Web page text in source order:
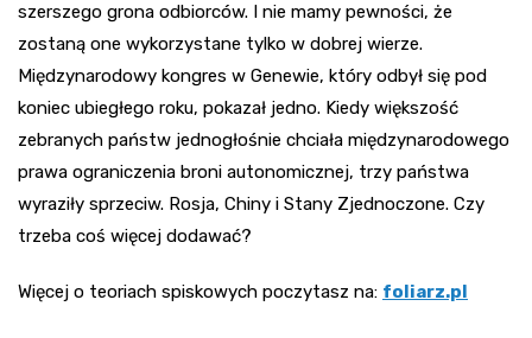
szerszego grona odbiorców. I nie mamy pewności, że
zostaną one wykorzystane tylko w dobrej wierze.
Międzynarodowy kongres w Genewie, który odbył się pod
koniec ubiegłego roku, pokazał jedno. Kiedy większość
zebranych państw jednogłośnie chciała międzynarodowego
prawa ograniczenia broni autonomicznej, trzy państwa
wyraziły sprzeciw. Rosja, Chiny i Stany Zjednoczone. Czy
trzeba coś więcej dodawać?
Więcej o teoriach spiskowych poczytasz na: foliarz.pl